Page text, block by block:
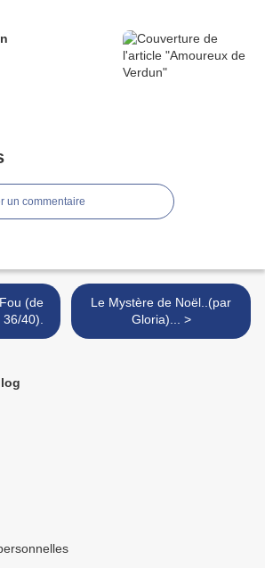
un commentaire
40).
Le Mystère de Noël..(par
Gloria)... >